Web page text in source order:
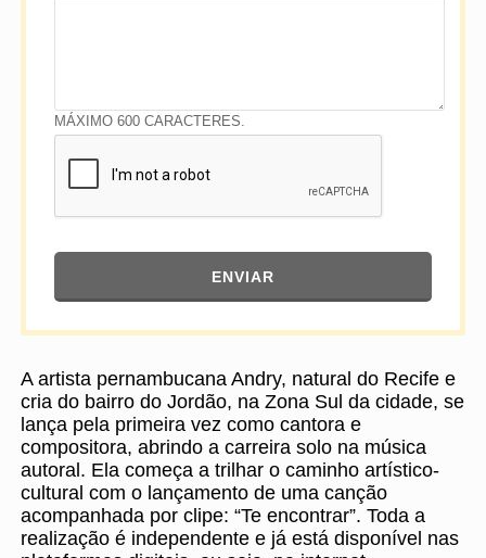
MÁXIMO 600 CARACTERES.
ENVIAR
A artista pernambucana Andry, natural do Recife e
cria do bairro do Jordão, na Zona Sul da cidade, se
lança pela primeira vez como cantora e
compositora, abrindo a carreira solo na música
autoral. Ela começa a trilhar o caminho artístico-
cultural com o lançamento de uma canção
acompanhada por clipe: “Te encontrar”. Toda a
realização é independente e já está disponível nas